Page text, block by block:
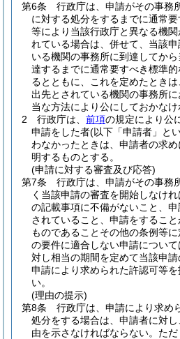
第6条
行政庁は、申請がその事務
に対する処分をするまでに通常
等により当該行政庁と異なる機
れている場合は、併せて、当該
いる機関の事務所に到達してか
達するまでに通常要すべき標準的
るとともに、これを定めたとき
出先とされている機関の事務所
当な方法により公にしておかなけ
2
行政庁は、 前項の規定により公
申請をした者(以下「申請者」と
わなかったときは、申請者の求
明するものとする。
(申請に対する審査及び応答)
第7条
行政庁は、申請がその事務
く当該申請の審査を開始しなけ
の記載事項に不備がないこと、
されていること、申請をするこ
ものであることその他の条例等
の要件に適合しない申請につい
対し相当の期間を定めて当該申
申請により求められた許認可等
い。
(理由の提示)
第8条
行政庁は、申請により求め
処分をする場合は、申請者に対
由を示さなければならない。 た